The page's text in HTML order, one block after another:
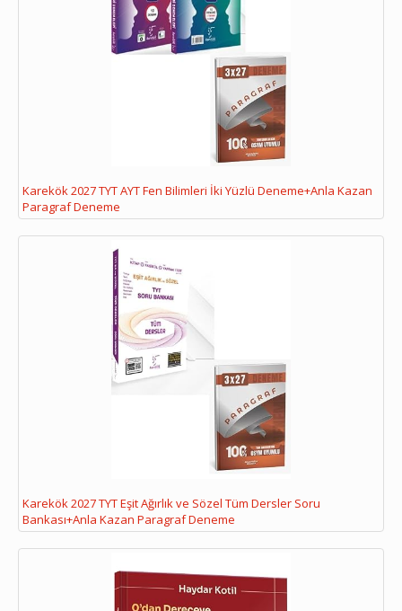
Karekök 2027 TYT AYT Fen Bilimleri İki Yüzlü Deneme+Anla Kazan
Paragraf Deneme
Karekök 2027 TYT Eşit Ağırlık ve Sözel Tüm Dersler Soru
Bankası+Anla Kazan Paragraf Deneme